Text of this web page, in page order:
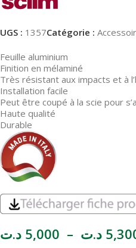
UGS : 1357Catégorie :
Feuille aluminium
Finition en mélaminé
Très résistant aux impacts et à
Installation facile
Peut être coupé à la scie pour
Haute qualité
Durable
5,000 د.ت – د.ت